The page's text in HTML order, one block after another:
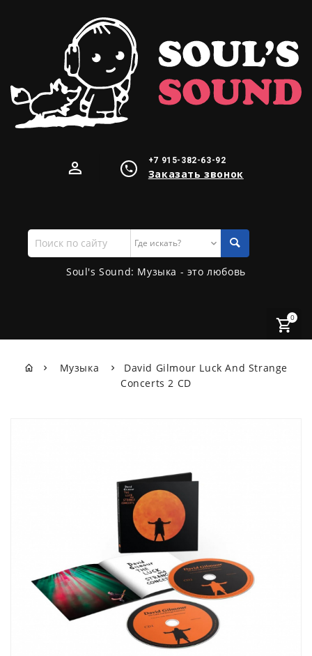
+7 915-382-63-92
Заказать звонок
Поиск
по
сайту
Soul's Sound: Музыка - это любовь
0
Музыка
David Gilmour Luck And Strange
Concerts 2 CD